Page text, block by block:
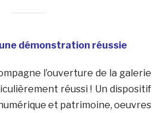
démonstration réussie
l’ouverture de la galerie
réussi ! Un dispositif
et patrimoine, oeuvres